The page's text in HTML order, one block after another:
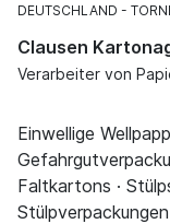
DEUTSCHLAND
Clausen
Verarbeiter von
Einwellige
Faltkartons ·